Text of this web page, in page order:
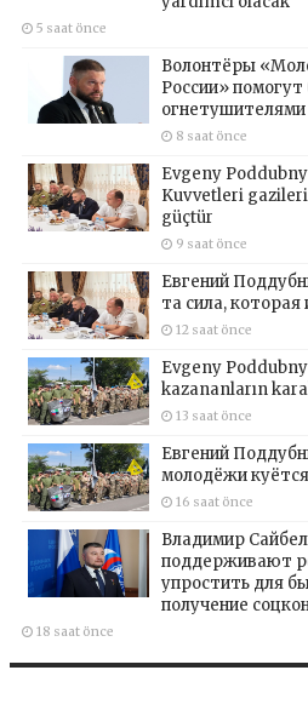
5 saat önce
Волонтёры
России»
8 saat önce
Evgeny
Kuvvetleri
güçtür
9 saat önce
Евгений
та сила,
12 saat önce
Evgeny
kazananların
13 saat önce
Евгений
молодёжи
16 saat önce
Владимир
поддерживают
упростить для
получение
18 saat önce